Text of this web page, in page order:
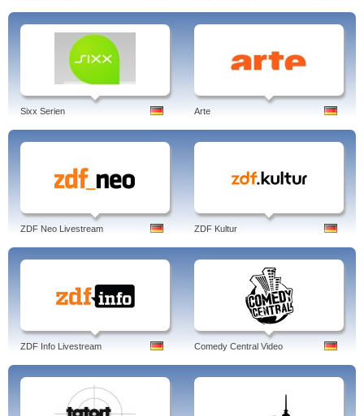
Sixx Serien Arte
ZDF Neo Livestream ZDF Kultur
ZDF Info Livestream Comedy Central Video